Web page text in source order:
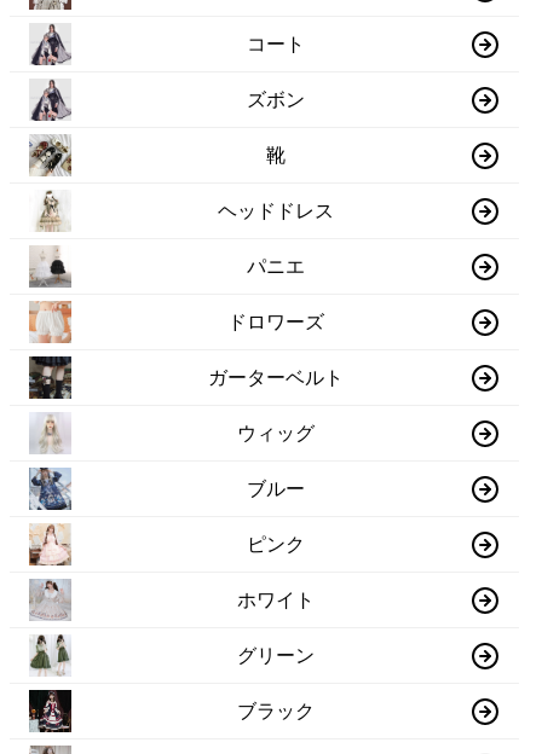
コート
ズボン
靴
ヘッドドレス
パニエ
ドロワーズ
ガーターベルト
ウィッグ
ブルー
ピンク
ホワイト
グリーン
ブラック